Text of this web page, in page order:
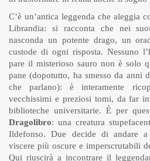
C’è un’antica leggenda che aleggia
Librandia: si racconta che nei
nasconda un potente drago, un
custode di ogni risposta. Nessuno
pare il misterioso sauro non è solo
pane (dopotutto, ha smesso da anni
che parlano): è interamente
vecchissimi e preziosi tomi, da far
biblioteche universitarie. È per
Dragolibro: una creatura
Ildefonso. Due decide di andare a
viscere più oscure e imperscrutabili
Qui riuscirà a incontrare il